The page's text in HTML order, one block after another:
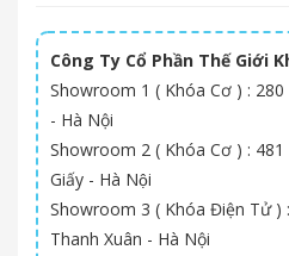
Công Ty Cổ Phần Thế Giới
Showroom 1 ( Khóa Cơ ) :
- Hà Nội
Showroom 2 ( Khóa Cơ ) :
Giấy - Hà Nội
Showroom 3 ( Khóa Điện Tử )
Thanh Xuân - Hà Nội